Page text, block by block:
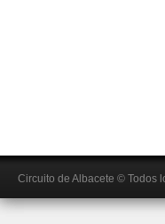
Circuito de Albacete © Todos